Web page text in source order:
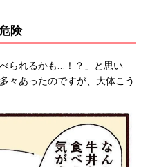
険
られるかも…！？」と思い
々あったのですが、大体こう